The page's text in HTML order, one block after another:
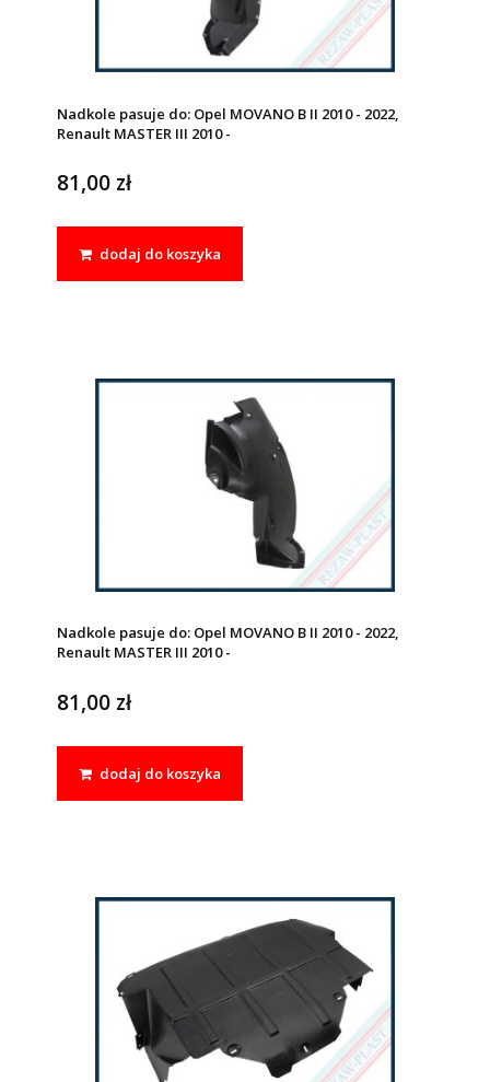
Nadkole pasuje do: Opel MOVANO B II 2010 - 2022,
Renault MASTER III 2010 -
81,00 zł
dodaj do koszyka
Nadkole pasuje do: Opel MOVANO B II 2010 - 2022,
Renault MASTER III 2010 -
81,00 zł
dodaj do koszyka